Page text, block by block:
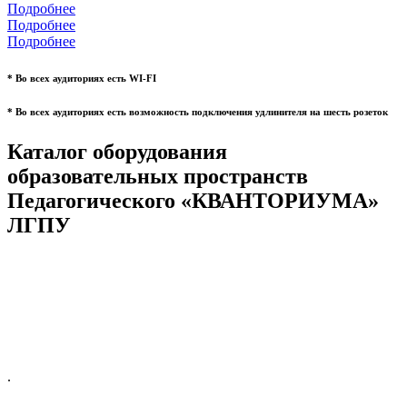
Подробнее
Подробнее
Подробнее
* Во всех аудиториях есть WI-FI
* Во всех аудиториях есть возможность подключения удлинителя на шесть розеток
Каталог оборудования
образовательных пространств
Педагогического «КВАНТОРИУМА»
ЛГПУ
.